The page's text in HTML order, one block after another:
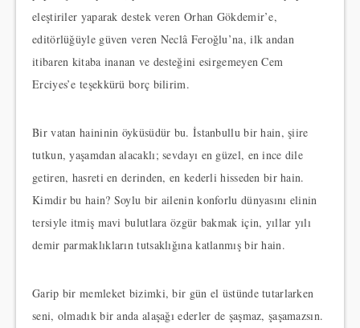
eleştiriler yaparak destek veren Orhan Gökdemir’e,
editörlüğüyle güven veren Neclâ Feroğlu’na, ilk andan
itibaren kitaba inanan ve desteğini esirgemeyen Cem
Erciyes’e teşekkürü borç bilirim.
Bir vatan haininin öyküsüdür bu. İstanbullu bir hain, şiire
tutkun, yaşamdan alacaklı; sevdayı en güzel, en ince dile
getiren, hasreti en derinden, en kederli hisseden bir hain.
Kimdir bu hain? Soylu bir ailenin konforlu dünyasını elinin
tersiyle itmiş mavi bulutlara özgür bakmak için, yıllar yılı
demir parmaklıkların tutsaklığına katlanmış bir hain.
Garip bir memleket bizimki, bir gün el üstünde tutarlarken
seni, olmadık bir anda alaşağı ederler de şaşmaz, şaşamazsın.